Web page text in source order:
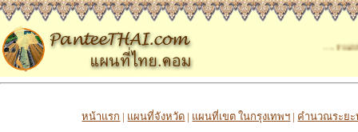
..... Find the
หน้าแรก | แผนที่จังหวัด | แผนที่เขต ในกรุงเทพฯ | คำนวณระยะ